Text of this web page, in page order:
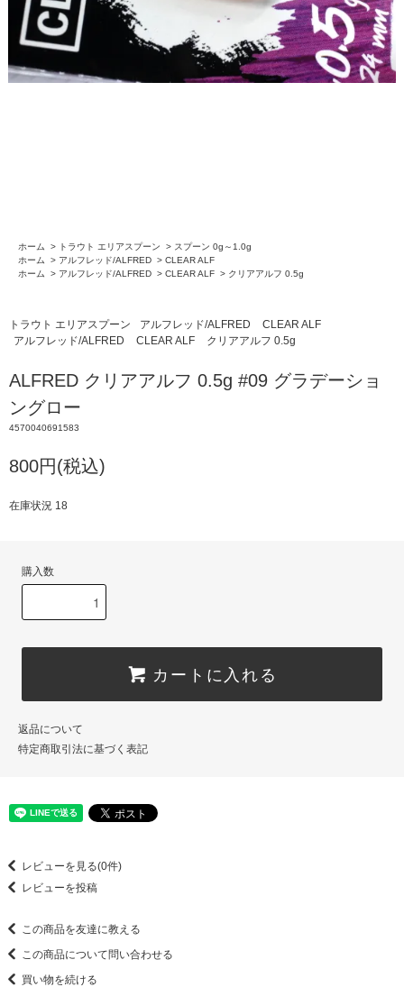
ホーム > トラウト エリアスプーン > スプーン 0g～1.0g
ホーム
> アルフレッド/ALFRED > CLEAR ALF
ホーム
> アルフレッド/ALFRED > CLEAR ALF > クリアアルフ 0.5g
トラウト エリアスプーン アルフレッド/ALFRED
CLEAR ALF
アルフレッド/ALFRED
CLEAR ALF クリアアルフ 0.5g
ALFRED クリアアルフ 0.5g #09 グラデーショ
ングロー
4570040691583
800円(税込)
在庫状況 18
購入数
カートに入れる
返品について
特定商取引法に基づく表記
レビューを見る(0件)
レビューを投稿
この商品を友達に教える
この商品について問い合わせる
買い物を続ける